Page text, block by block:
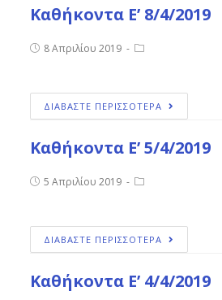
Καθήκοντα Ε’ 8/4/2019
8 Απριλίου 2019
ΔΙΑΒΑΣΤΕ ΠΕΡΙΣΣΟΤΕΡΑ
Καθήκοντα Ε’ 5/4/2019
5 Απριλίου 2019
ΔΙΑΒΑΣΤΕ ΠΕΡΙΣΣΟΤΕΡΑ
Καθήκοντα Ε’ 4/4/2019